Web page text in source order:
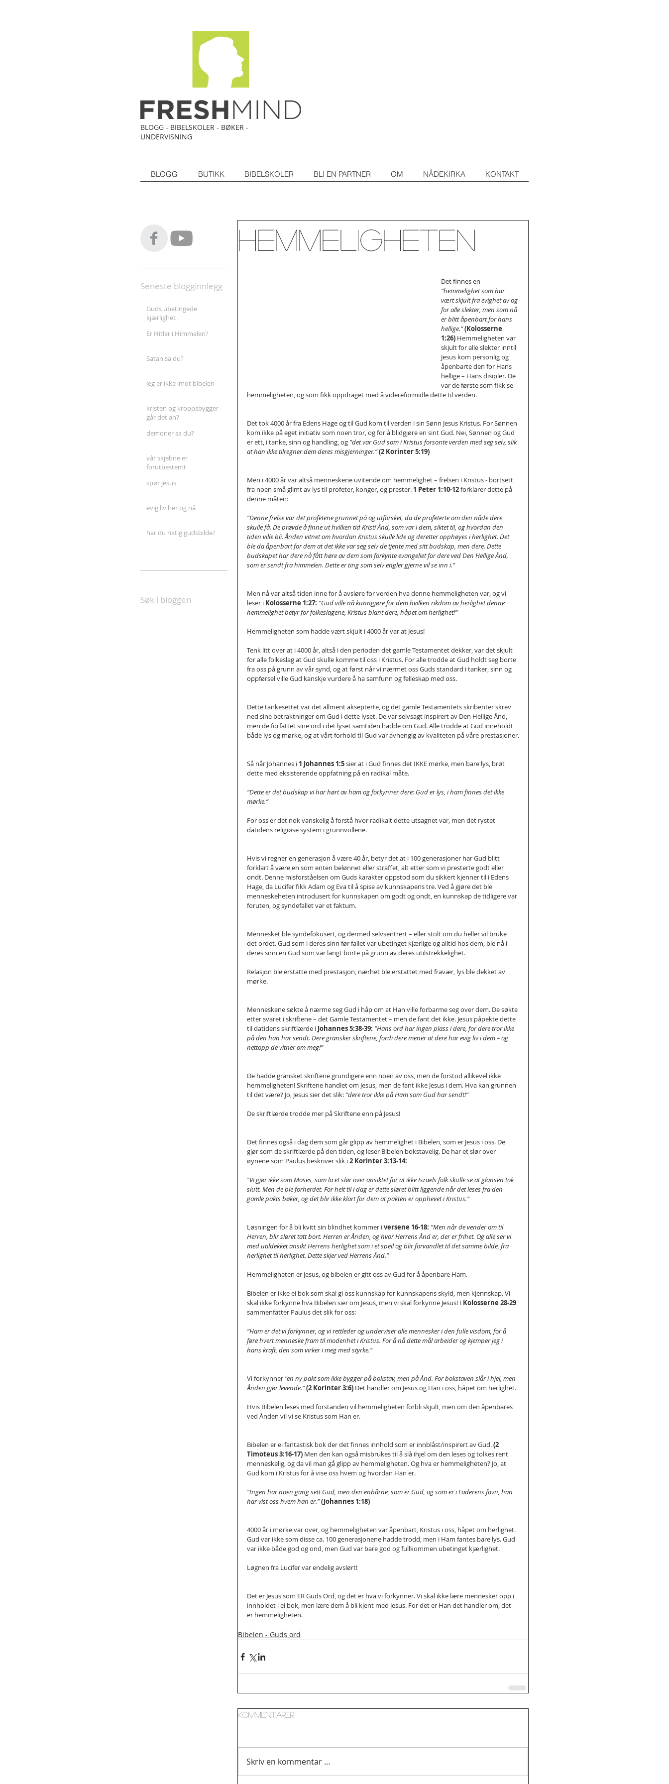
BLOGG - BIBELSKOLER - BØKER -
UNDERVISNING
BLOGG BUTIKK BIBELSKOLER BLI EN PARTNER OM NÅDEKIRKA KONTAKT
Søk i bloggen
Guds ubetingede
kjærlighet
Er Hitler i Himmelen?
Satan sa du?
Jeg er ikke imot bibelen
kristen og kroppsbygger -
går det an?
demoner sa du?
vår skjebne er
forutbestemt
spør jesus
evig liv her og nå
har du riktig gudsbilde?
Seneste blogginnlegg
Hemmeligheten
Det finnes en
”hemmelighet som har
vært skjult fra evighet av og
for alle slekter, men som nå
er blitt åpenbart for hans
hellige.” (Kolosserne
1:26) Hemmeligheten var
skjult for alle slekter inntil
Jesus kom personlig og
åpenbarte den for Hans
hellige – Hans disipler. De
var de første som fikk se
hemmeligheten, og som fikk oppdraget med å videreformidle dette til verden.
Det tok 4000 år fra Edens Hage og til Gud kom til verden i sin Sønn Jesus Kristus. For Sønnen
kom ikke på eget initiativ som noen tror, og for å blidgjøre en sint Gud. Nei, Sønnen og Gud
er ett, i tanke, sinn og handling, og ”det var Gud som i Kristus forsonte verden med seg selv, slik
at han ikke tilregner dem deres misgjerninger.”(2 Korinter 5:19)
Men i 4000 år var altså menneskene uvitende om hemmelighet – frelsen i Kristus - bortsett
fra noen små glimt av lys til profeter, konger, og prester. 1 Peter 1:10-12 forklarer dette på
denne måten:
”Denne frelse var det profetene grunnet på og utforsket, da de profeterte om den nåde dere
skulle få. De prøvde å finne ut hvilken tid Kristi Ånd, som var i dem, siktet til, og hvordan den
tiden ville bli. Ånden vitnet om hvordan Kristus skulle lide og deretter opphøyes i herlighet. Det
ble da åpenbart for dem at det ikke var seg selv de tjente med sitt budskap, men dere. Dette
budskapet har dere nå fått høre av dem som forkynte evangeliet for dere ved Den Hellige Ånd,
som er sendt fra himmelen. Dette er ting som selv engler gjerne vil se inn i.”
Men nå var altså tiden inne for å avsløre for verden hva denne hemmeligheten var, og vi
leser i Kolosserne 1:27: ”Gud ville nå kunngjøre for dem hvilken rikdom av herlighet denne
hemmelighet betyr for folkeslagene, Kristus blant dere, håpet om herlighet!”
Hemmeligheten som hadde vært skjult i 4000 år var at Jesus!
Tenk litt over at i 4000 år, altså i den perioden det gamle Testamentet dekker, var det skjult
for alle folkeslag at Gud skulle komme til oss i Kristus. For alle trodde at Gud holdt seg borte
fra oss på grunn av vår synd, og at først når vi nærmet oss Guds standard i tanker, sinn og
oppførsel ville Gud kanskje vurdere å ha samfunn og felleskap med oss.
Dette tankesettet var det allment aksepterte, og det gamle Testamentets skribenter skrev
ned sine betraktninger om Gud i dette lyset. De var selvsagt inspirert av Den Hellige Ånd,
men de forfattet sine ord i det lyset samtiden hadde om Gud. Alle trodde at Gud inneholdt
både lys og mørke, og at vårt forhold til Gud var avhengig av kvaliteten på våre prestasjoner.
Så når Johannes i 1 Johannes 1:5 sier at i Gud finnes det IKKE mørke, men bare lys, brøt
dette med eksisterende oppfatning på en radikal måte.
”Dette er det budskap vi har hørt av ham og forkynner dere: Gud er lys, i ham finnes det ikke
mørke.”
For oss er det nok vanskelig å forstå hvor radikalt dette utsagnet var, men det rystet
datidens religiøse system i grunnvollene.
Hvis vi regner en generasjon å være 40 år, betyr det at i 100 generasjoner har Gud blitt
forklart å være en som enten belønnet eller straffet, alt etter som vi presterte godt eller
ondt. Denne misforståelsen om Guds karakter oppstod som du sikkert kjenner til i Edens
Hage, da Lucifer fikk Adam og Eva til å spise av kunnskapens tre. Ved å gjøre det ble
menneskeheten introdusert for kunnskapen om godt og ondt, en kunnskap de tidligere var
foruten, og syndefallet var et faktum.
Mennesket ble syndefokusert, og dermed selvsentrert – eller stolt om du heller vil bruke
det ordet. Gud som i deres sinn før fallet var ubetinget kjærlige og alltid hos dem, ble nå i
deres sinn en Gud som var langt borte på grunn av deres utilstrekkelighet.
Relasjon ble erstatte med prestasjon, nærhet ble erstattet med fravær, lys ble dekket av
mørke.
Menneskene søkte å nærme seg Gud i håp om at Han ville forbarme seg over dem. De søkte
etter svaret i skriftene – det Gamle Testamentet – men de fant det ikke. Jesus påpekte dette
til datidens skriftlærde i Johannes 5:38-39: ”Hans ord har ingen plass i dere, for dere tror ikke
på den han har sendt. Dere gransker skriftene, fordi dere mener at dere har evig liv i dem – og
nettopp de vitner om meg!”
De hadde gransket skriftene grundigere enn noen av oss, men de forstod allikevel ikke
hemmeligheten! Skriftene handlet om Jesus, men de fant ikke Jesus i dem. Hva kan grunnen
til det være? Jo, Jesus sier det slik: ”dere tror ikke på Ham som Gud har sendt!”
De skriftlærde trodde mer på Skriftene enn på Jesus!
Det finnes også i dag dem som går glipp av hemmelighet i Bibelen, som er Jesus i oss. De
gjør som de skriftlærde på den tiden, og leser Bibelen bokstavelig. De har et slør over
øynene som Paulus beskriver slik i 2 Korinter 3:13-14:
”Vi gjør ikke som Moses, som la et slør over ansiktet for at ikke Israels folk skulle se at glansen tok
slutt. Men de ble forherdet. For helt til i dag er dette sløret blitt liggende når det leses fra den
gamle pakts bøker, og det blir ikke klart for dem at pakten er opphevet i Kristus.”
Løsningen for å bli kvitt sin blindhet kommer i versene 16-18: ”Men når de vender om til
Herren, blir sløret tatt bort. Herren er Ånden, og hvor Herrens Ånd er, der er frihet. Og alle ser vi
med utildekket ansikt Herrens herlighet som i et speil og blir forvandlet til det samme bilde, fra
herlighet til herlighet. Dette skjer ved Herrens Ånd.”
Hemmeligheten er Jesus, og bibelen er gitt oss av Gud for å åpenbare Ham.
Bibelen er ikke ei bok som skal gi oss kunnskap for kunnskapens skyld, men kjennskap. Vi
skal ikke forkynne hva Bibelen sier om Jesus, men vi skal forkynne Jesus! I Kolosserne 28-29
sammenfatter Paulus det slik for oss:
”Ham er det vi forkynner, og vi rettleder og underviser alle mennesker i den fulle visdom, for å
føre hvert menneske fram til modenhet i Kristus. For å nå dette mål arbeider og kjemper jeg i
hans kraft, den som virker i meg med styrke.”
Vi forkynner "en ny pakt som ikke bygger på bokstav, men på Ånd. For bokstaven slår i hjel, men
Ånden gjør levende.” (2 Korinter 3:6) Det handler om Jesus og Han i oss, håpet om herlighet.
Hvis Bibelen leses med forstanden vil hemmeligheten forbli skjult, men om den åpenbares
ved Ånden vil vi se Kristus som Han er.
Bibelen er ei fantastisk bok der det finnes innhold som er innblåst/inspirert av Gud. (2
Timoteus 3:16-17) Men den kan også misbrukes til å slå ihjel om den leses og tolkes rent
menneskelig, og da vil man gå glipp av hemmeligheten. Og hva er hemmeligheten? Jo, at
Gud kom i Kristus for å vise oss hvem og hvordan Han er.
”Ingen har noen gang sett Gud, men den enbårne, som er Gud, og som er i Faderens favn, han
har vist oss hvem han er.” (Johannes 1:18)
4000 år i mørke var over, og hemmeligheten var åpenbart, Kristus i oss, håpet om herlighet.
Gud var ikke som disse ca. 100 generasjonene hadde trodd, men i Ham fantes bare lys. Gud
var ikke både god og ond, men Gud var bare god og fullkommen ubetinget kjærlighet.
Løgnen fra Lucifer var endelig avslørt!
Det er Jesus som ER Guds Ord, og det er hva vi forkynner. Vi skal ikke lære mennesker opp i
innholdet i ei bok, men lære dem å bli kjent med Jesus. For det er Han det handler om, det
er hemmeligheten.
Bibelen - Guds ord
Kommentarer
Skriv en kommentar …